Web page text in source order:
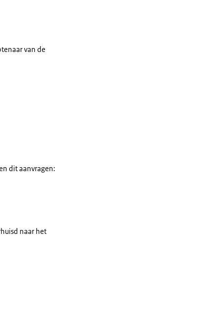
van de
dit aanvragen:
naar het